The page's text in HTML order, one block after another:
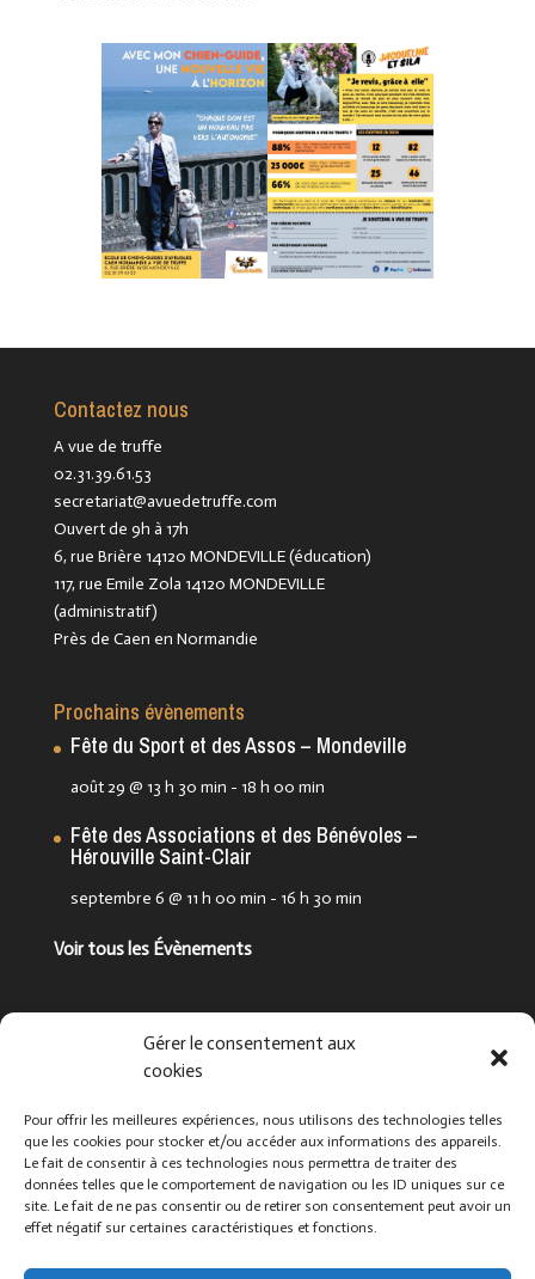
Gérer le consentement aux
cookies
Pour offrir les meilleures expériences, nous utilisons des technologies telles
que les cookies pour stocker et/ou accéder aux informations des appareils.
Le fait de consentir à ces technologies nous permettra de traiter des
données telles que le comportement de navigation ou les ID uniques sur ce
site. Le fait de ne pas consentir ou de retirer son consentement peut avoir un
effet négatif sur certaines caractéristiques et fonctions.
Contactez nous
A vue de truffe
02.31.39.61.53
secretariat@avuedetruffe.com
Ouvert de 9h à 17h
6, rue Brière 14120 MONDEVILLE (éducation)
117, rue Emile Zola 14120 MONDEVILLE
(administratif)
Près de Caen en Normandie
Prochains évènements
Fête du Sport et des Assos – Mondeville
août 29 @ 13 h 30 min - 18 h 00 min
Fête des Associations et des Bénévoles –
Hérouville Saint-Clair
septembre 6 @ 11 h 00 min - 16 h 30 min
Voir tous les Évènements
Suivez-nous !
Que cherchez-vous ?